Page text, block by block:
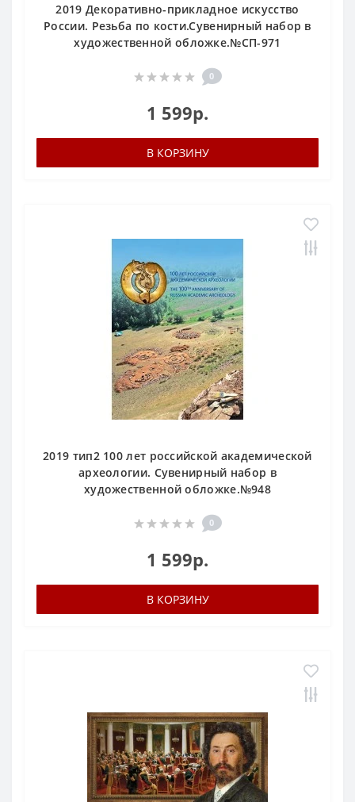
2019 Декоративно-прикладное искусство
России. Резьба по кости.Сувенирный набор в
художественной обложке.№СП-971
0
1 599р.
В КОРЗИНУ
2019 тип2 100 лет российской академической
археологии. Сувенирный набор в
художественной обложке.№948
0
1 599р.
В КОРЗИНУ